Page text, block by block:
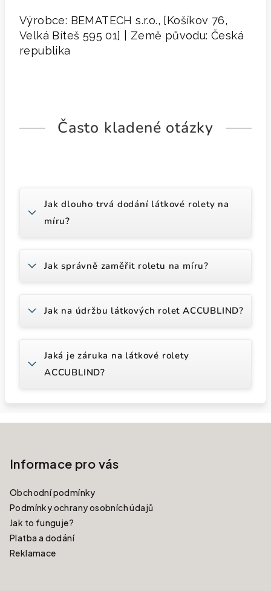
Výrobce: BEMATECH s.r.o., [Košíkov 76,
Velká Bíteš 595 01] | Země původu: Česká
republika
Často kladené otázky
Jak dlouho trvá dodání látkové rolety na
míru?
Jak správně zaměřit roletu na míru?
Jak na údržbu látkových rolet ACCUBLIND?
Jaká je záruka na látkové rolety
ACCUBLIND?
Informace pro vás
Obchodní podmínky
Podmínky ochrany osobních údajů
Jak to funguje?
Platba a dodání
Reklamace